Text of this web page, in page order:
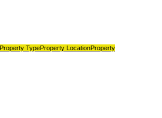
Property TypeProperty LocationProperty